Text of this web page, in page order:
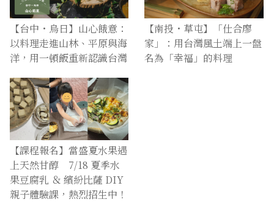
【台中・烏日】山心餓意：
以料理走進山林、平原與海
洋，用一頓飯重新認識台灣
【南投・草屯】「仕合廖
家」：用台灣風土端上一盤
名為「幸福」的料理
【課程報名】當盛夏水果遇
上天然甘醇 7/18 夏季水
果豆腐乳 ＆ 繽紛比薩 DIY
親子體驗課，熱烈招生中！